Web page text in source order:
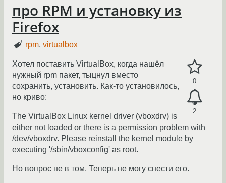
про RPM и установку из
Firefox
rpm,virtualbox
0
2
Хотел поставить VirtualBox, когда нашёл
нужный rpm пакет, тыцнул вместо
сохранить, установить. Как-то установилось,
но криво:
The VirtualBox Linux kernel driver (vboxdrv) is
either not loaded or there is a permission problem with
/dev/vboxdrv. Please reinstall the kernel module by
executing '/sbin/vboxconfig' as root.
Но вопрос не в том. Теперь не могу снести его.